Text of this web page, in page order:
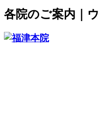
各院のご案内｜